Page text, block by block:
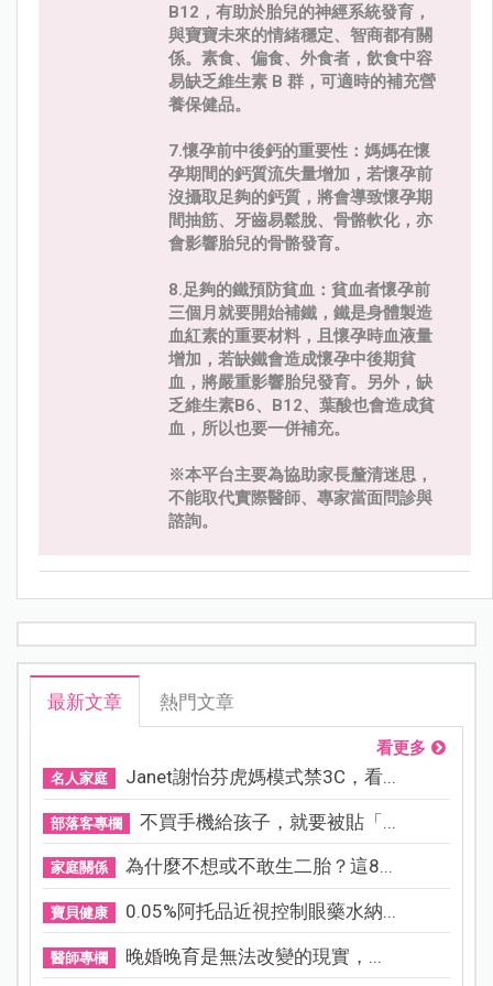
B12，有助於胎兒的神經系統發育，
與寶寶未來的情緒穩定、智商都有關
係。素食、偏食、外食者，飲食中容
易缺乏維生素 B 群，可適時的補充營
養保健品。
7.懷孕前中後鈣的重要性：媽媽在懷
孕期間的鈣質流失量增加，若懷孕前
沒攝取足夠的鈣質，將會導致懷孕期
間抽筋、牙齒易鬆脫、骨骼軟化，亦
會影響胎兒的骨骼發育。
8.足夠的鐵預防貧血：貧血者懷孕前
三個月就要開始補鐵，鐵是身體製造
血紅素的重要材料，且懷孕時血液量
增加，若缺鐵會造成懷孕中後期貧
血，將嚴重影響胎兒發育。另外，缺
乏維生素B6、B12、葉酸也會造成貧
血，所以也要一併補充。
※本平台主要為協助家長釐清迷思，
不能取代實際醫師、專家當面問診與
諮詢。
最新文章 熱門文章
看更多
名人家庭 Janet謝怡芬虎媽模式禁3C，看...
部落客專欄 不買手機給孩子，就要被貼「...
家庭關係 為什麼不想或不敢生二胎？這8...
寶貝健康 0.05%阿托品近視控制眼藥水納...
醫師專欄 晚婚晚育是無法改變的現實，...